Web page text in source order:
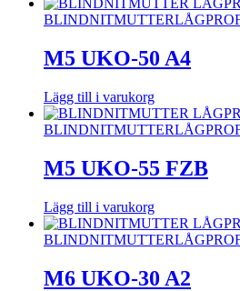
BLINDNITMUTTER
M5 UKO-50 A4
Lägg till i varukorg
BLINDNITMUTTER
M5 UKO-55 FZB
Lägg till i varukorg
BLINDNITMUTTER
M6 UKO-30 A2